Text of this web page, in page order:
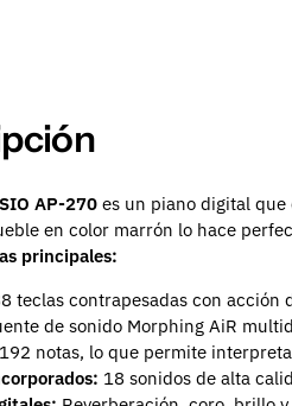
AP-270 es un piano digital
en color marrón lo hace
principales:
teclas contrapesadas con
de sonido Morphing AiR
192 notas, lo que permite
18 sonidos de alta